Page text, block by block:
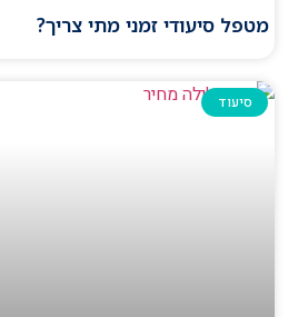
מטפל סיעודי זמני מתי צריך?
סיעוד